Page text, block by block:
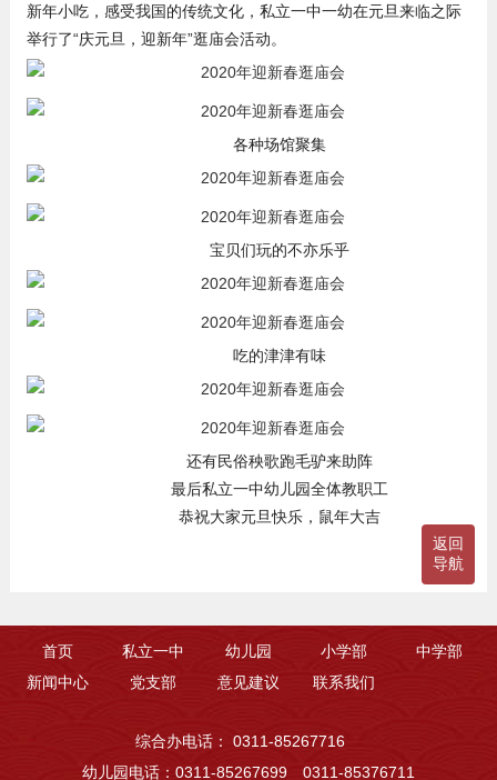
返回
导航
新年小吃，感受我国的传统文化，私立一中一幼在元旦来临之际
举行了“庆元旦，迎新年”逛庙会活动。
各种场馆聚集
宝贝们玩的不亦乐乎
吃的津津有味
还有民俗秧歌跑毛驴来助阵
最后私立一中幼儿园全体教职工
恭祝大家元旦快乐，鼠年大吉
首页 私立一中 幼儿园 小学部
中学部
新闻中心
党支部 意见建议 联系我们
综合办电话： 0311-85267716
幼儿园电话：0311-85267699 0311-85376711